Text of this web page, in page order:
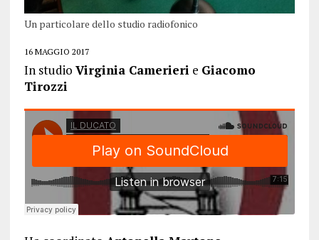
Un particolare dello studio radiofonico
16 MAGGIO 2017
In studio Virginia Camerieri e Giacomo
Tirozzi